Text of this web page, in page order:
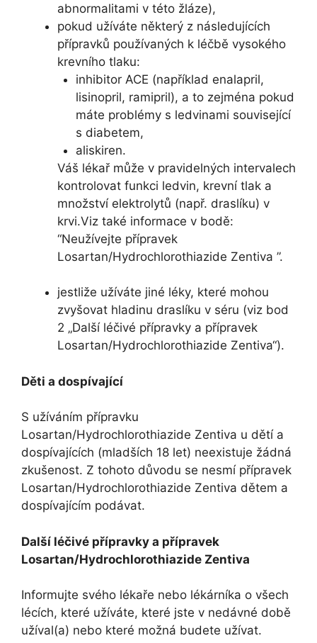
abnormalitami v této žláze),
pokud užíváte některý z následujících
přípravků používaných k léčbě vysokého
krevního tlaku:
inhibitor ACE (například enalapril,
lisinopril, ramipril), a to zejména pokud
máte problémy s ledvinami související
s diabetem,
aliskiren.
Váš lékař může v pravidelných intervalech
kontrolovat funkci ledvin, krevní tlak a
množství elektrolytů (např. draslíku) v
krvi.Viz také informace v bodě:
“Neužívejte přípravek
Losartan/Hydrochlorothiazide Zentiva ”.
jestliže užíváte jiné léky, které mohou
zvyšovat hladinu draslíku v séru (viz bod
2 „Další léčivé přípravky a přípravek
Losartan/Hydrochlorothiazide Zentiva“).
Děti a dospívající
S užíváním přípravku
Losartan/Hydrochlorothiazide Zentiva u dětí a
dospívajících (mladších 18 let) neexistuje žádná
zkušenost. Z tohoto důvodu se nesmí přípravek
Losartan/Hydrochlorothiazide Zentiva dětem a
dospívajícím podávat.
Další léčivé přípravky a přípravek
Losartan/Hydrochlorothiazide Zentiva
Informujte svého lékaře nebo lékárníka o všech
lécích, které užíváte, které jste v nedávné době
užíval(a) nebo které možná budete užívat.